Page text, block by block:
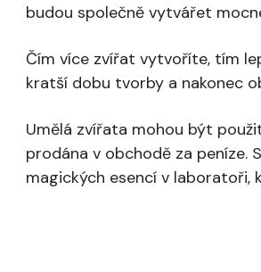
budou společně vytvářet
Čím více zvířat vytvoříte, tím
kratší dobu tvorby a nakonec
Umělá zvířata mohou být
prodána v obchodě za peníze.
magických esencí v laboratoři,